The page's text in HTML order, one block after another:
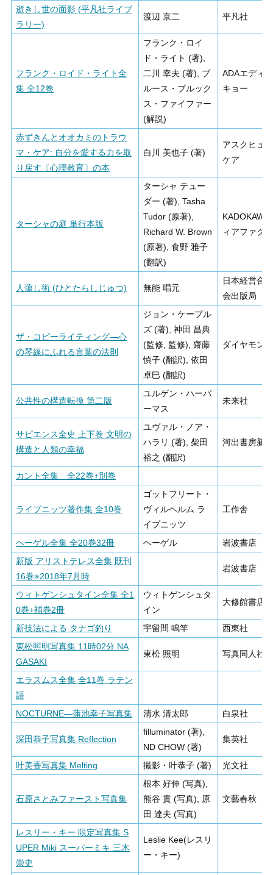
逝きし世の面影 (平凡社ライブ
ラリー)
渡辺 京二 平凡社
フランク・ロイド・ライト全
集 全12巻
フランク・ロイ
ド・ライト (著),
二川 幸夫 (著), ブ
ルース・ブルック
ス・ファイファー
(解説)
ADAエディ
キョー
赤ずきんとオオカミのトラウ
マ・ケア: 自分を愛する力を取
り戻す〔心理教育〕の本
白川 美也子 (著)
アスクヒュ
ケア
ターシャの庭 単行本版
ターシャ テュー
ダー (著), Tasha
Tudor (原著),
Richard W. Brown
(原著), 食野 雅子
(翻訳)
ィアファク
人蕩し術 (ひとたらしじゅつ) 無能 唱元
日本経営合
会出版局
ザ・コピーライティング―心
の琴線にふれる言葉の法則
ジョン・ケープル
ズ (著), 神田 昌典
(監修, 監修), 齋藤
慎子 (翻訳), 依田
卓巳 (翻訳)
ダイヤモン
公共性の構造転換 第二版
ユルゲン・ハーバ
ーマス
未来社
サピエンス全史 上下巻 文明の
構造と人類の幸福
ユヴァル・ノア・
ハラリ (著), 柴田
裕之 (翻訳)
河出書房新社
カント全集 全22巻+別巻
ライプニッツ著作集 全10巻
ゴットフリート・
ヴィルヘルム ラ
イプニッツ
工作舎
ヘーゲル全集 全20巻32冊 ヘーゲル
岩波書店
新版 アリストテレス全集 既刊
16巻※2018年7月時
岩波書店
ウィトゲンシュタイン全集 全1
0巻+補巻2冊
ウィトゲンシュタ
イン
大修館書店
新技法による タナゴ釣り 宇留間 鳴竿
西東社
東松照明写真集 11時02分 NA
GASAKI
東松 照明 写真同人社
エラスムス全集 全11巻 ラテン
語
NOCTURNE―蒲池幸子写真集
清水 清太郎 白泉社
深田恭子写真集 Reflection
filluminator (著),
ND CHOW (著)
集英社
叶美香写真集 Melting 撮影・叶恭子 (著) 光文社
石原さとみファースト写真集
根本 好伸 (写真),
熊谷 貫 (写真), 原
田 達夫 (写真)
文藝春秋
レスリー・キー 限定写真集 S
UPER Miki スーパーミキ 三木
崇史
Leslie Kee(レスリ
ー・キー)